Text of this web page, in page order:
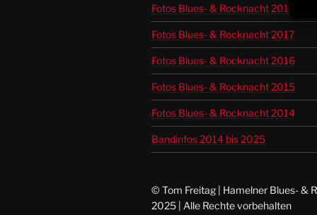
Fotos Blues- & Rocknacht 2018
Fotos Blues- & Rocknacht 2017
Fotos Blues- & Rocknacht 2016
Fotos Blues- & Rocknacht 2015
Fotos Blues- & Rocknacht 2014
Bandinfos 2014 bis 2025
© Tom Freitag | Hamelner Blues- &
2025 | Alle Rechte vorbehalten